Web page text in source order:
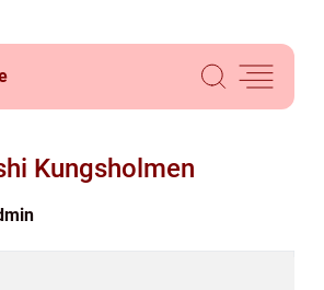
Kungsholmen